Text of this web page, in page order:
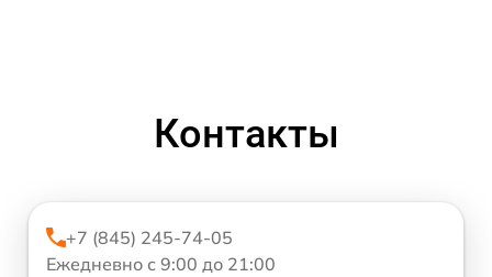
Контакты
+7 (845) 245-74-05
Ежедневно с 9:00 до 21:00